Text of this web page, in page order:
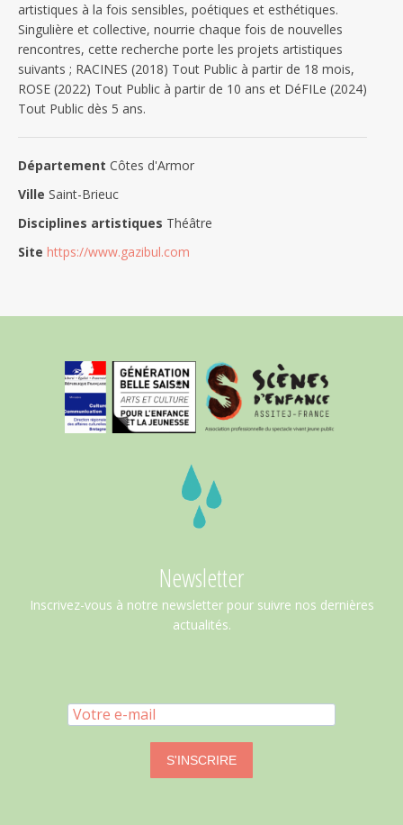
artistiques à la fois sensibles, poétiques et esthétiques.
Singulière et collective, nourrie chaque fois de nouvelles
rencontres, cette recherche porte les projets artistiques
suivants ; RACINES (2018) Tout Public à partir de 18 mois,
ROSE (2022) Tout Public à partir de 10 ans et DéFILe (2024)
Tout Public dès 5 ans.
Département Côtes d'Armor
Ville Saint-Brieuc
Disciplines artistiques Théâtre
Site https://www.gazibul.com
Newsletter
Inscrivez-vous à notre newsletter pour suivre nos dernières
actualités.
S'INSCRIRE